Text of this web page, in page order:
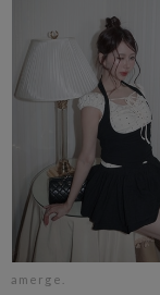
amerge.